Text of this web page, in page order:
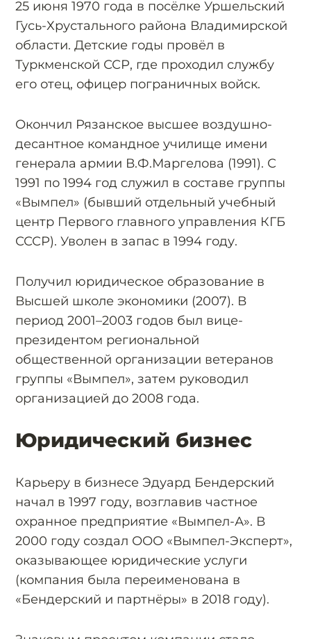
25 июня 1970 года в посёлке Уршельский
Гусь-Хрустального района Владимирской
области. Детские годы провёл в
Туркменской ССР, где проходил службу
его отец, офицер пограничных войск.
Окончил Рязанское высшее воздушно-
десантное командное училище имени
генерала армии В.Ф.Маргелова (1991). С
1991 по 1994 год служил в составе группы
«Вымпел» (бывший отдельный учебный
центр Первого главного управления КГБ
СССР). Уволен в запас в 1994 году.
Получил юридическое образование в
Высшей школе экономики (2007). В
период 2001–2003 годов был вице-
президентом региональной
общественной организации ветеранов
группы «Вымпел», затем руководил
организацией до 2008 года.
Юридический бизнес
Карьеру в бизнесе Эдуард Бендерский
начал в 1997 году, возглавив частное
охранное предприятие «Вымпел-А». В
2000 году создал ООО «Вымпел-Эксперт»,
оказывающее юридические услуги
(компания была переименована в
«Бендерский и партнёры» в 2018 году).